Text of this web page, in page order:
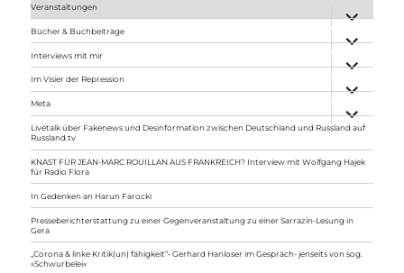
Veranstaltungen
anzeigen
Bücher & Buchbeiträge
anzeigen
Interviews mit mir
anzeigen
Im Visier der Repression
anzeigen
Meta
anzeigen
Livetalk über Fakenews und Desinformation zwischen Deutschland und Russland auf
Russland.tv
KNAST FÜR JEAN-MARC ROUILLAN AUS FRANKREICH? Interview mit Wolfgang Hajek
für Radio Flora
In Gedenken an Harun Farocki
Presseberichterstattung zu einer Gegenveranstaltung zu einer Sarrazin-Lesung in
Gera
„Corona & linke Kritik(un) fähigkeit“- Gerhard Hanloser im Gespräch- jenseits von sog.
»Schwurbelei«